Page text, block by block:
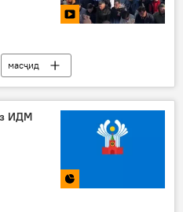
масҷид
Видео
ИДМ